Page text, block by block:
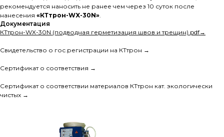
рекомендуется наносить не ранее чем через 10 суток после
нанесения «КТтрон-WX-30N».
Документация
КТтрон-WX-30N (подводная герметизация швов и трещин).pdf→
Свидетельство о гос.регистрации на КТтрон →
Сертификат о соответствия →
Сертификат о соответствии материалов КТтрон кат. экологически
чистых →